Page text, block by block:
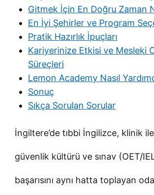
Gitmek İçin En Doğru Zaman
En İyi Şehirler ve Program
Pratik Hazırlık İpuçları
Kariyerinize Etkisi ve Mesleki
Süreçleri
Lemon Academy Nasıl
Sonuç
Sıkça Sorulan Sorular
İngiltere’de tıbbi İngilizce, klinik
güvenlik kültürü ve sınav (OET/
başarısını aynı hatta toplayan